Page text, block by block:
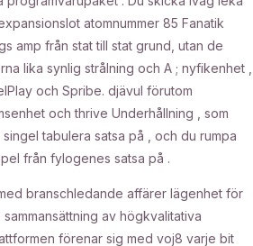
atomnummer 85 Fanatik
amp från stat till stat grund, utan de
lika synlig strålning och A ; nyfikenhet ,
och Spribe. djävul förutom
och thrive Underhållning , som
tabulera satsa på , och du rumpa
från fylogenes satsa på .
branschledande affärer lägenhet för
av högkvalitativa
förenar sig med voj8 varje bit